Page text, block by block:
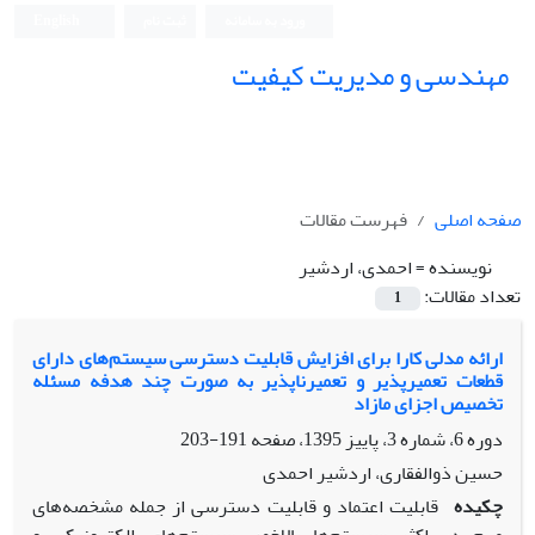
مهندسی و مدیریت کیفیت
صفحه اصلی
فهرست مقالات
نویسنده =احمدی، اردشیر
تعداد مقالات:
1
ارائه مدلی کارا برای افزایش قابلیت دسترسی سیستم‌های دارای
قطعات تعمیرپذیر و تعمیرناپذیر به صورت چند هدفه مسئله
تخصیص اجزای مازاد
دوره 6، شماره 3، پاییز 1395، صفحه
191-203
حسین ذوالفقاری، اردشیر احمدی
چکیده قابلیت اعتماد و قابلیت دسترسی از جمله مشخصههای